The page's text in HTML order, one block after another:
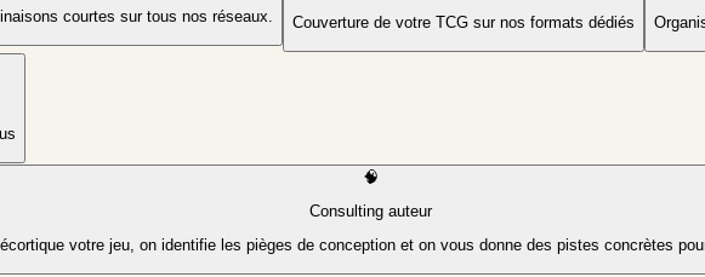
courtes sur tous nos réseaux.
Couverture de votre TCG sur nos formats dédiés
🧠
Consulting auteur
votre jeu, on identifie les pièges de conception et on vous donne des pistes concrètes